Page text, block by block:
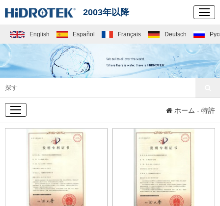
2003年以降
English Español Français Deutsch
会社概要 ホーム - 特許